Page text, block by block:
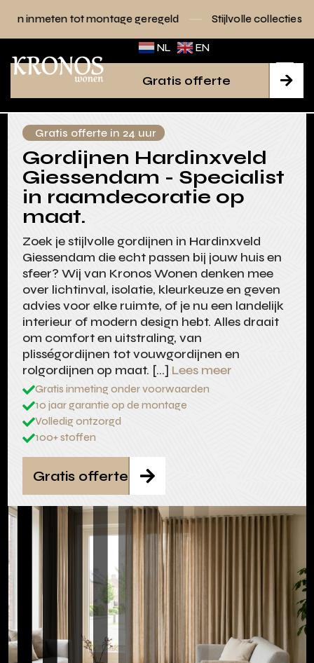
montage geregeld Stijlvolle collecties voor elk interieur
NL EN

Gratis offerte
Gratis offerte in 24 uur
Gordijnen Hardinxveld
Giessendam - Specialist
in raamdecoratie op
maat.
Zoek je stijlvolle gordijnen in Hardinxveld
Giessendam die echt passen bij jouw huis en
sfeer? Wij van Kronos Wonen denken mee
over lichtinval, isolatie, kleurkeuze en geven
advies voor elke ruimte, of je nu een landelijk
interieur of modern design hebt. Alles draait
om comfort en uitstraling, van
plisségordijnen tot vouwgordijnen en
rolgordijnen op maat. […] Lees meer
Gratis inmeting onder voorwaarden
10 jaar garantie op de montage
Volledig ontzorgd
100+ stoffen

Gratis offerte